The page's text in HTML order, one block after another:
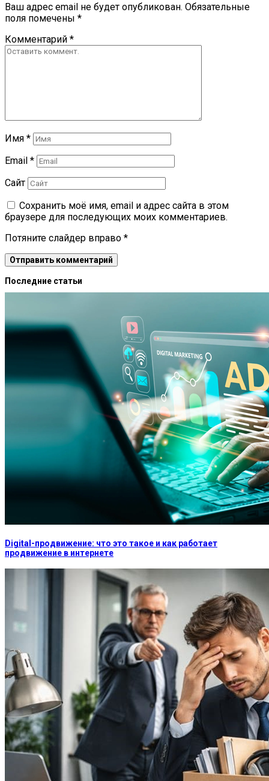
Ваш адрес email не будет опубликован. Обязательные
поля помечены *
Комментарий *
Имя *
Email *
Сайт
Сохранить моё имя, email и адрес сайта в этом
браузере для последующих моих комментариев.
Потяните слайдер вправо *
Последние статьи
Digital-продвижение: что это такое и как работает
продвижение в интернете